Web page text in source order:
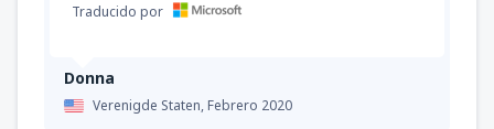
Donna
Verenigde Staten,Febrero 2020
Traducido por